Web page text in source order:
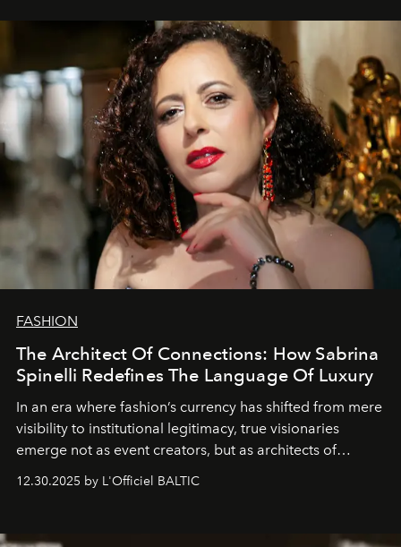
FASHION
The Architect Of Connections: How Sabrina
Spinelli Redefines The Language Of Luxury
In an era where fashion’s currency has shifted from mere
visibility to institutional legitimacy, true visionaries
emerge not as event creators, but as architects of
brand strategist with three decades of mastery in luxury,
framework where creativity, commerce, and culture
12.30.2025 by L'Officiel BALTIC